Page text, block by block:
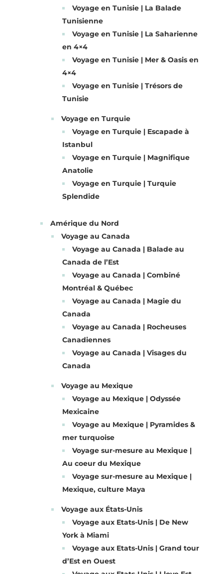
Voyage en Tunisie | La Balade
Tunisienne
Voyage en Tunisie | La Saharienne
en 4×4
Voyage en Tunisie | Mer & Oasis en
4×4
Voyage en Tunisie | Trésors de
Tunisie
Voyage en Turquie
Voyage en Turquie | Escapade à
Istanbul
Voyage en Turquie | Magnifique
Anatolie
Voyage en Turquie | Turquie
Splendide
Amérique du Nord
Voyage au Canada
Voyage au Canada | Balade au
Canada de l’Est
Voyage au Canada | Combiné
Montréal & Québec
Voyage au Canada | Magie du
Canada
Voyage au Canada | Rocheuses
Canadiennes
Voyage au Canada | Visages du
Canada
Voyage au Mexique
Voyage au Mexique | Odyssée
Mexicaine
Voyage au Mexique | Pyramides &
mer turquoise
Voyage sur-mesure au Mexique |
Au coeur du Mexique
Voyage sur-mesure au Mexique |
Mexique, culture Maya
Voyage aux États-Unis
Voyage aux Etats-Unis | De New
York à Miami
Voyage aux Etats-Unis | Grand tour
d’Est en Ouest